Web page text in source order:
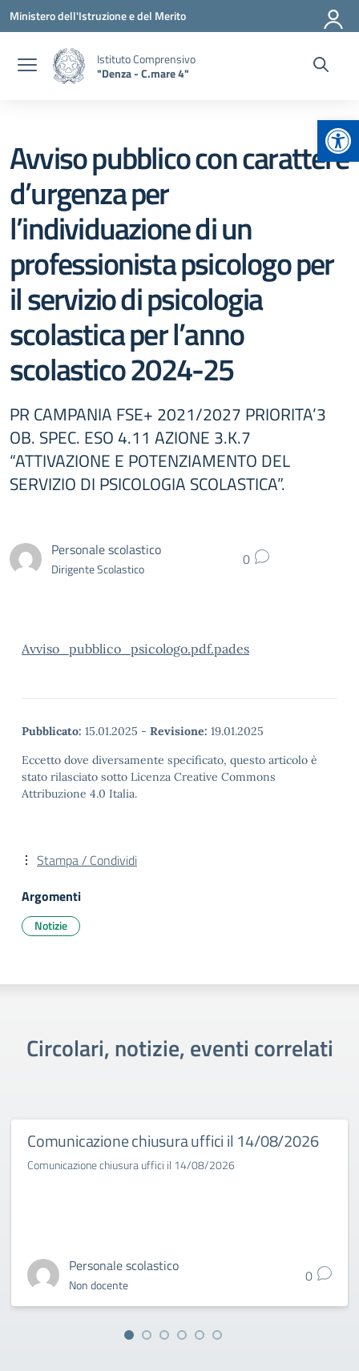
Vai ai contenuti
Vai al menu di navigazione
Vai al footer
Ministero dell'Istruzione e del Merito
Istituto Comprensivo
"Denza - C.mare 4"
Avviso pubblico con carattere
d’urgenza per
l’individuazione di un
professionista psicologo per
il servizio di psicologia
scolastica per l’anno
scolastico 2024-25
PR CAMPANIA FSE+ 2021/2027 PRIORITA’3
OB. SPEC. ESO 4.11 AZIONE 3.K.7
“ATTIVAZIONE E POTENZIAMENTO DEL
SERVIZIO DI PSICOLOGIA SCOLASTICA”.
Personale scolastico
Dirigente Scolastico 0
Avviso_pubblico_psicologo.pdf.pades
Pubblicato: 15.01.2025 - Revisione: 19.01.2025
Eccetto dove diversamente specificato, questo articolo è
stato rilasciato sotto Licenza Creative Commons
Attribuzione 4.0 Italia.
Stampa / Condividi
Argomenti
Notizie
Circolari, notizie, eventi correlati
Comunicazione chiusura uffici il 14/08/2026
Comunicazione chiusura uffici il 14/08/2026
Personale scolastico
Non docente 0